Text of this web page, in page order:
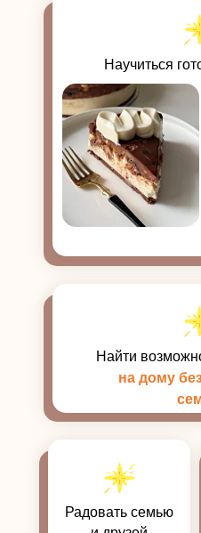
Радовать семью
Научиться
Найти
на дому